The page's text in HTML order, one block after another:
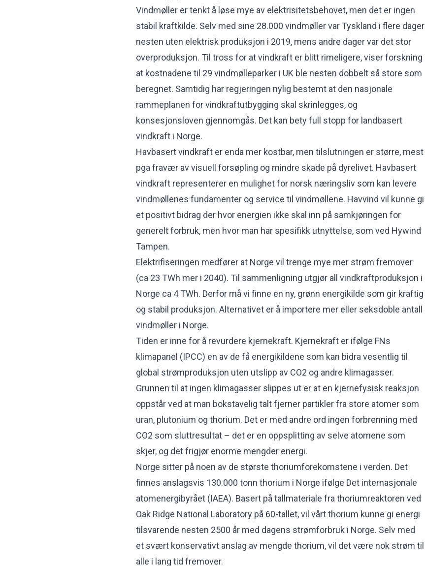
Vindmøller er tenkt å løse mye av elektrisitetsbehovet, men det er ingen
stabil kraftkilde. Selv med sine 28.000 vindmøller var Tyskland i flere dager
nesten uten elektrisk produksjon i 2019, mens andre dager var det stor
overproduksjon. Til tross for at vindkraft er blitt rimeligere, viser forskning
at kostnadene til 29 vindmølleparker i UK ble nesten dobbelt så store som
beregnet. Samtidig har regjeringen nylig bestemt at den nasjonale
rammeplanen for vindkraftutbygging skal skrinlegges, og
konsesjonsloven gjennomgås. Det kan bety full stopp for landbasert
vindkraft i Norge.
Havbasert vindkraft er enda mer kostbar, men tilslutningen er større, mest
pga fravær av visuell forsøpling og mindre skade på dyrelivet. Havbasert
vindkraft representerer en mulighet for norsk næringsliv som kan levere
vindmøllenes fundamenter og service til vindmøllene. Havvind vil kunne gi
et positivt bidrag der hvor energien ikke skal inn på samkjøringen for
generelt forbruk, men hvor man har spesifikk utnyttelse, som ved Hywind
Tampen.
Elektrifiseringen medfører at Norge vil trenge mye mer strøm fremover
(ca 23 TWh mer i 2040). Til sammenligning utgjør all vindkraftproduksjon i
Norge ca 4 TWh. Derfor må vi finne en ny, grønn energikilde som gir kraftig
og stabil produksjon. Alternativet er å importere mer eller seksdoble antall
vindmøller i Norge.
Tiden er inne for å revurdere kjernekraft. Kjernekraft er ifølge FNs
klimapanel (IPCC) en av de få energikildene som kan bidra vesentlig til
global strømproduksjon uten utslipp av CO2 og andre klimagasser.
Grunnen til at ingen klimagasser slippes ut er at en kjernefysisk reaksjon
oppstår ved at man bokstavelig talt fjerner partikler fra store atomer som
uran, plutonium og thorium. Det er med andre ord ingen forbrenning med
CO2 som sluttresultat – det er en oppsplitting av selve atomene som
skjer, og det frigjør enorme mengder energi.
Norge sitter på noen av de største thoriumforekomstene i verden. Det
finnes anslagsvis 130.000 tonn thorium i Norge ifølge Det internasjonale
atomenergibyrået (IAEA). Basert på tallmateriale fra thoriumreaktoren ved
Oak Ridge National Laboratory på 60-tallet, vil vårt thorium kunne gi energi
tilsvarende nesten 2500 år med dagens strømforbruk i Norge. Selv med
et svært konservativt anslag av mengde thorium, vil det være nok strøm til
alle i lang tid fremover.